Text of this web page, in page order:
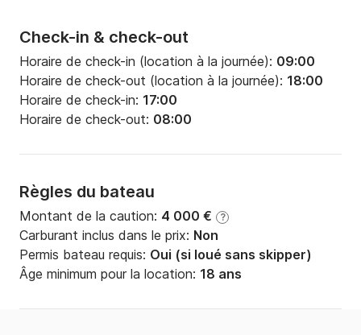
Check-in & check-out
Horaire de check-in (location à la journée): 09:00
Horaire de check-out (location à la journée): 18:00
Horaire de check-in: 17:00
Horaire de check-out: 08:00
Règles du bateau
Montant de la caution: 4 000 € ?
Carburant inclus dans le prix: Non
Permis bateau requis: Oui (si loué sans skipper)
Âge minimum pour la location: 18 ans